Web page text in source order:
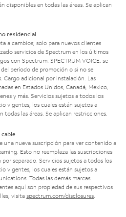
disponibles en todas las áreas. Se aplican
residencial
a cambios; solo para nuevos clientes
servicios de Spectrum en los últimos
con Spectrum. SPECTRUM VOICE: se
período de promoción o si no se
Cargo adicional por instalación. Las
en Estados Unidos, Canadá, México,
y más. Servicios sujetos a todos los
vigentes, los cuales están sujetos a
todas las áreas. Se aplican restricciones.
una nueva suscripción para ver contenido a
Esto no reemplaza las suscripciones
por separado. Servicios sujetos a todos los
vigentes, los cuales están sujetos a
Todas las demás marcas
aquí son propiedad de sus respectivos
visita spectrum.com/disclosures